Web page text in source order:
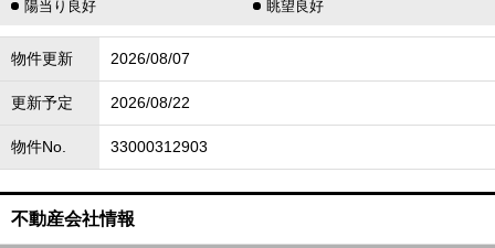
陽当り良好 眺望良好
物件更新 2026/08/07
更新予定 2026/08/22
物件No. 33000312903
不動産会社情報